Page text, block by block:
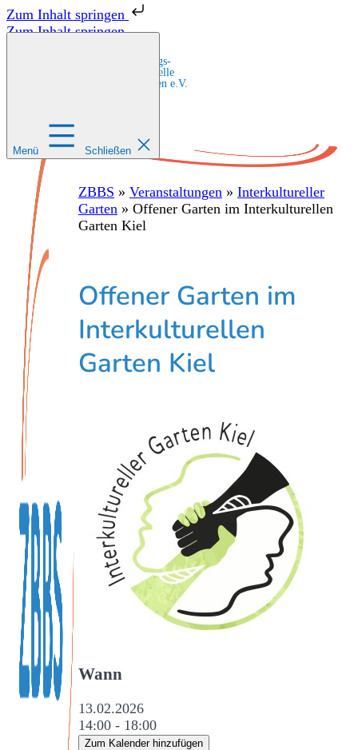
Zum Inhalt springen
Zum Inhalt springen
Zentrale Bildungs-
und Beratungsstelle
für Migrant:innen e.V.
Menü Schließen
ZBBS » Veranstaltungen » Interkultureller
Garten » Offener Garten im Interkulturellen
Garten Kiel
Offener Garten im
Interkulturellen
Garten Kiel
Wann
13.02.2026
14:00 - 18:00
Zum Kalender hinzufügen